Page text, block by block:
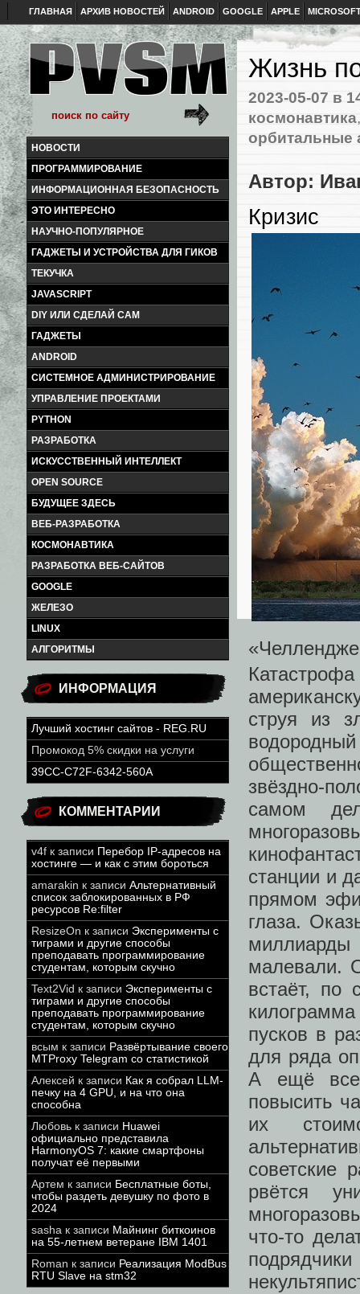
ГЛАВНАЯ АРХИВ НОВОСТЕЙ ANDROID GOOGLE APPLE
НОВОСТИ
ПРОГРАММИРОВАНИЕ
ИНФОРМАЦИОННАЯ БЕЗОПАСНОСТЬ
ЭТО ИНТЕРЕСНО
НАУЧНО-ПОПУЛЯРНОЕ
ГАДЖЕТЫ И УСТРОЙСТВА ДЛЯ ГИКОВ
ТЕКУЧКА
JAVASCRIPT
DIY ИЛИ СДЕЛАЙ САМ
ГАДЖЕТЫ
ANDROID
СИСТЕМНОЕ АДМИНИСТРИРОВАНИЕ
УПРАВЛЕНИЕ ПРОЕКТАМИ
PYTHON
РАЗРАБОТКА
ИСКУССТВЕННЫЙ ИНТЕЛЛЕКТ
OPEN SOURCE
БУДУЩЕЕ ЗДЕСЬ
ВЕБ-РАЗРАБОТКА
КОСМОНАВТИКА
РАЗРАБОТКА ВЕБ-САЙТОВ
GOOGLE
ЖЕЛЕЗО
LINUX
АЛГОРИТМЫ
ИНФОРМАЦИЯ
Лучший хостинг сайтов - REG.RU
Промокод 5% скидки на услуги
39CC-C72F-6342-560A
КОММЕНТАРИИ
v4f к записи Перебор IP-адресов на
хостинге — и как с этим бороться
amarakin к записи Альтернативный
список заблокированных в РФ
ресурсов Re:filter
ResizeOn к записи Эксперименты с
тиграми и другие способы
преподавать программирование
студентам, которым скучно
Text2Vid к записи Эксперименты с
тиграми и другие способы
преподавать программирование
студентам, которым скучно
всым к записи Развёртывание своего
MTProxy Telegram со статистикой
Алексей к записи Как я собрал LLM-
печку на 4 GPU, и на что она
способна
Любовь к записи Huawei
официально представила
HarmonyOS 7: какие смартфоны
получат её первыми
Артем к записи Бесплатные боты,
чтобы раздеть девушку по фото в
2024
sasha к записи Майнинг биткоинов
на 55-летнем ветеране IBM 1401
Roman к записи Реализация ModBus
RTU Slave на stm32
Жизнь
2023-05-07 в
космонавтика
орбитальные
Автор:
Кризис
струя из
звёздно-
самом
станции и
прямом
глаза.
малевали.
встаёт, по
пусков в
для ряда
А ещё все
повысить
их
советские
рвётся
что-то